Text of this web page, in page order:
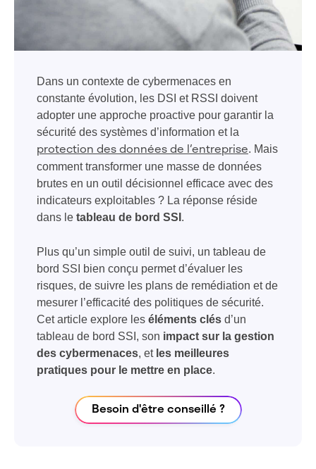
Dans un contexte de cybermenaces en
constante évolution, les DSI et RSSI doivent
adopter une approche proactive pour garantir la
sécurité des systèmes d’information et la
protection des données de l’entreprise. Mais
comment transformer une masse de données
brutes en un outil décisionnel efficace avec des
indicateurs exploitables ? La réponse réside
dans le tableau de bord SSI .
Plus qu’un simple outil de suivi, un tableau de
bord SSI bien conçu permet d’évaluer les
risques, de suivre les plans de remédiation et de
mesurer l’efficacité des politiques de sécurité.
Cet article explore les éléments clés d’un
tableau de bord SSI, son impact sur la gestion
des cybermenaces, et les meilleures
pratiques pour le mettre en place.
Besoin d'être conseillé ?